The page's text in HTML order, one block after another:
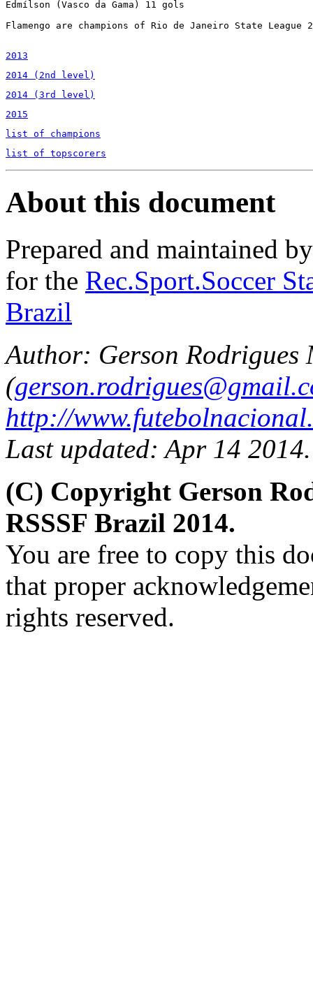
2013
2014 (2nd level)
2014 (3rd level)
2015
list of champions
list of topscorers
About this document
Prepared and maintained
for the Rec.Sport.Soccer
Brazil
Author: Gerson Rodrigues
(
http://
Last updated: Apr 14 2014.
(C) Copyright Gerson
RSSSF Brazil 2014.
You are free to copy this
that proper
rights reserved.